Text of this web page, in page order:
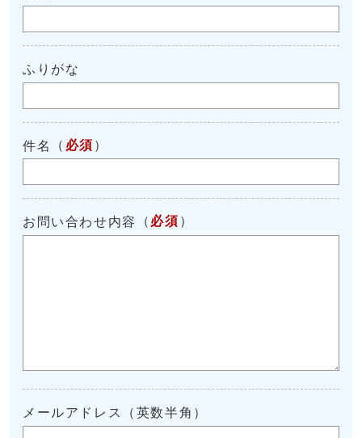
ふりがな
件名 （ 必須 ）
お問い合わせ内容 （ 必須 ）
メールアドレス（英数半角）